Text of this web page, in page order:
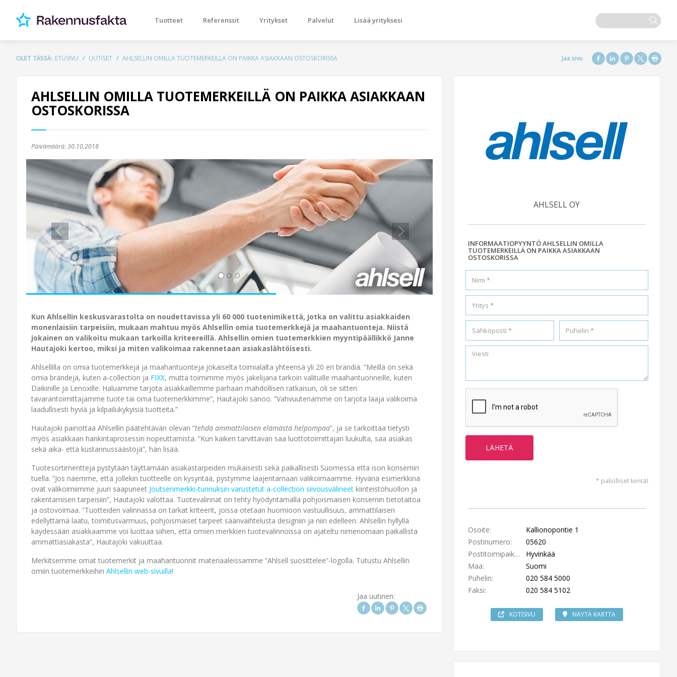
Tuotteet Referenssit Yritykset Palvelut Lisää yrityksesi
OLET TÄSSÄ: ETUSIVU UUTISET AHLSELLIN OMILLA TUOTEMERKEILLÄ ON PAIKKA ASIAKKAAN OSTOSKORISSA
AHLSELLIN OMILLA TUOTEMERKEILLÄ ON PAIKKA ASIAKKAAN
OSTOSKORISSA
Päivämäärä:30.10.2018
Previous Next
Kun Ahlsellin keskusvarastolta on noudettavissa yli 60 000 tuotenimikettä, jotka on valittu asiakkaiden
monenlaisiin tarpeisiin, mukaan mahtuu myös Ahlsellin omia tuotemerkkejä ja maahantuonteja. Niistä
jokainen on valikoitu mukaan tarkoilla kriteereillä. Ahlsellin omien tuotemerkkien myyntipäällikkö Janne
Hautajoki kertoo, miksi ja miten valikoimaa rakennetaan asiakaslähtöisesti.
Ahlsellilla on omia tuotemerkkejä ja maahantuonteja jokaiselta toimialalta yhteensä yli 20 eri brändiä. ”Meillä on sekä
omia brändejä, kuten a-collection ja FIXX, mutta toimimme myös jakelijana tarkoin valituille maahantuonneille, kuten
Daikinille ja Lenoxille. Haluamme tarjota asiakkaillemme parhaan mahdollisen ratkaisun, oli se sitten
tavarantoimittajamme tuote tai oma tuotemerkkimme”, Hautajoki sanoo. ”Vahvuutenamme on tarjota laaja valikoima
laadullisesti hyviä ja kilpailukykyisiä tuotteita.”
Hautajoki painottaa Ahlsellin päätehtävän olevan ”tehdä ammattilaisen elämästä helpompaa”, ja se tarkoittaa tietysti
myös asiakkaan hankintaprosessin nopeuttamista. ”Kun kaiken tarvittavan saa luottotoimittajan luukulta, saa asiakas
sekä aika- että kustannussäästöjä”, hän lisää.
Tuotesortimentteja pystytään täyttämään asiakastarpeiden mukaisesti sekä paikallisesti Suomessa että ison konsernin
tuella. ”Jos näemme, että jollekin tuotteelle on kysyntää, pystymme laajentamaan valikoimaamme. Hyvänä esimerkkinä
ovat valikoimiimme juuri saapuneet Joutsenmerkki-tunnuksin varustetut a-collection siivousvälineet kiinteistöhuollon ja
rakentamisen tarpeisiin”, Hautajoki valottaa. Tuotevalinnat on tehty hyödyntämällä pohjoismaisen konsernin tietotaitoa
ja ostovoimaa. ”Tuotteiden valinnassa on tarkat kriteerit, joissa otetaan huomioon vastuullisuus, ammattilaisen
edellyttämä laatu, toimitusvarmuus, pohjoismaiset tarpeet säänvaihtelusta designiin ja niin edelleen. Ahlsellin hyllyllä
käydessään asiakkaamme voi luottaa siihen, että omien merkkien tuotevalinnoissa on ajateltu nimenomaan paikallista
ammattiasiakasta”, Hautajoki vakuuttaa.
Merkitsemme omat tuotemerkit ja maahantuonnit materiaaleissamme ”Ahlsell suosittelee”-logolla. Tutustu Ahlsellin
omiin tuotemerkkeihin Ahlsellin web-sivuilla!
Jaa uutinen:
AHLSELL OY
INFORMAATIOPYYNTÖ AHLSELLIN OMILLA
TUOTEMERKEILLÄ ON PAIKKA ASIAKKAAN
OSTOSKORISSA
* pakolliset kentät
Osoite:
Kallionopontie 1
Postinumero:
05620
Postitoimipaikka:
Hyvinkää
Maa:
Suomi
Puhelin:
020 584 5000
Faksi:
020 584 5102
KOTISIVU NÄYTÄ KARTTA